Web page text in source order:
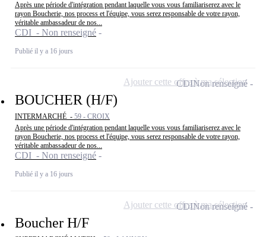
Après une période d'intégration pendant laquelle vous vous familiariserez avec le
rayon Boucherie, nos process et l'équipe, vous serez responsable de votre rayon,
véritable ambassadeur de nos...
CDI - Non renseigné
Publié il y a 16 jours
BOUCHER (H/F)
INTERMARCHÉ - 59 - CROIX
Après une période d'intégration pendant laquelle vous vous familiariserez avec le
rayon Boucherie, nos process et l'équipe, vous serez responsable de votre rayon,
véritable ambassadeur de nos...
CDI - Non renseigné
Publié il y a 16 jours
CDINon renseigné
Ajouter cette offre à ma sélection
Boucher H/F
CDINon renseigné
Ajouter cette offre à ma sélection